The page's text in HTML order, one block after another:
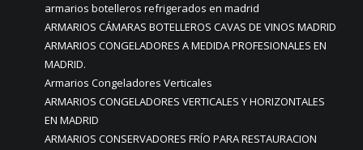
armarios botelleros refrigerados en madrid
ARMARIOS CÁMARAS BOTELLEROS CAVAS DE VINOS MADRID
ARMARIOS CONGELADORES A MEDIDA PROFESIONALES EN
MADRID.
Armarios Congeladores Verticales
ARMARIOS CONGELADORES VERTICALES Y HORIZONTALES
EN MADRID
ARMARIOS CONSERVADORES FRÍO PARA RESTAURACION